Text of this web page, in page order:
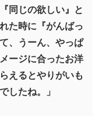
同じの欲しい』と
た時に『がんばっ
、うーん、やっぱ
ージに合ったお洋
えるとやりがいも
したね。」